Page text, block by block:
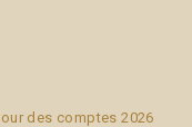
des comptes 2026